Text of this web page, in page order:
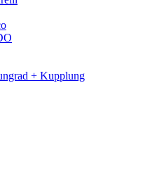
+ Kupplung